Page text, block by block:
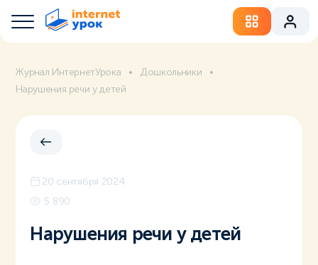
Журнал ИнтернетУрока
Дошкольники
Нарушения речи у детей
20 сентября 2024
5 890
Нарушения речи у детей